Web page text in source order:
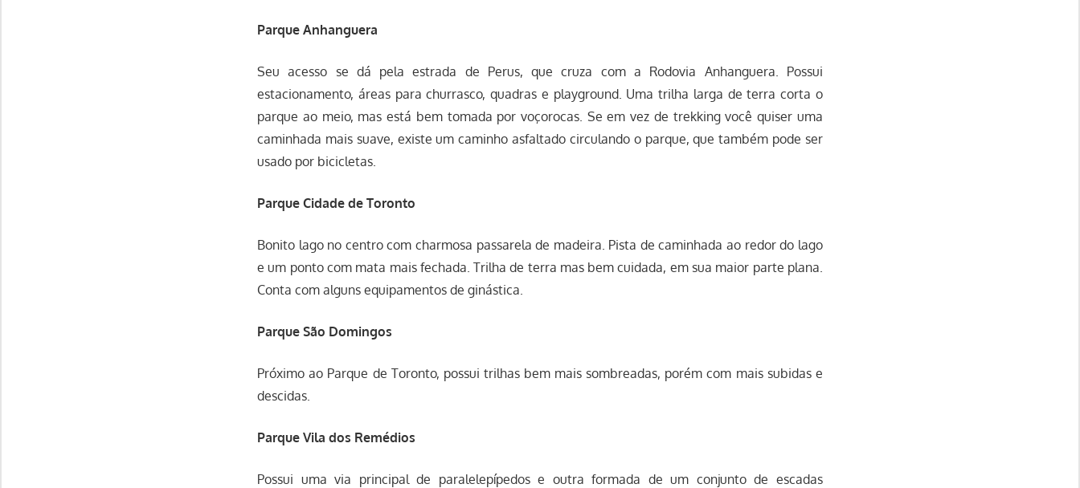
Parque Anhanguera
Seu acesso se dá pela estrada de Perus, que cruza com a Rodovia Anhanguera. Possui
estacionamento, áreas para churrasco, quadras e playground. Uma trilha larga de terra corta o
parque ao meio, mas está bem tomada por voçorocas. Se em vez de trekking você quiser uma
caminhada mais suave, existe um caminho asfaltado circulando o parque, que também pode ser
usado por bicicletas.
Parque Cidade de Toronto
Bonito lago no centro com charmosa passarela de madeira. Pista de caminhada ao redor do lago
e um ponto com mata mais fechada. Trilha de terra mas bem cuidada, em sua maior parte plana.
Conta com alguns equipamentos de ginástica.
Parque São Domingos
Próximo ao Parque de Toronto, possui trilhas bem mais sombreadas, porém com mais subidas e
descidas.
Parque Vila dos Remédios
Possui uma via principal de paralelepípedos e outra formada de um conjunto de escadas